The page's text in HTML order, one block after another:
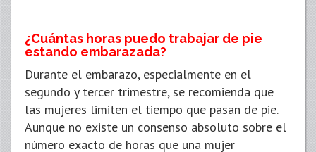
¿Cuántas horas puedo trabajar de pie
estando embarazada?
Durante el embarazo, especialmente en el
segundo y tercer trimestre, se recomienda que
las mujeres limiten el tiempo que pasan de pie.
Aunque no existe un consenso absoluto sobre el
número exacto de horas que una mujer